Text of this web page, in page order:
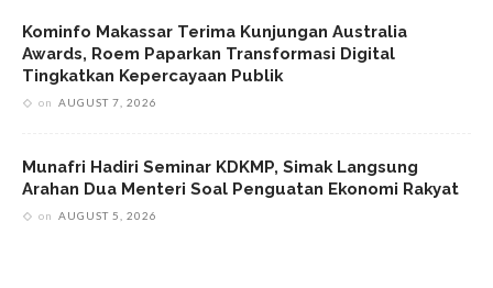
Kominfo Makassar Terima Kunjungan Australia
Awards, Roem Paparkan Transformasi Digital
Tingkatkan Kepercayaan Publik
on AUGUST 7, 2026
Munafri Hadiri Seminar KDKMP, Simak Langsung
Arahan Dua Menteri Soal Penguatan Ekonomi Rakyat
on AUGUST 5, 2026